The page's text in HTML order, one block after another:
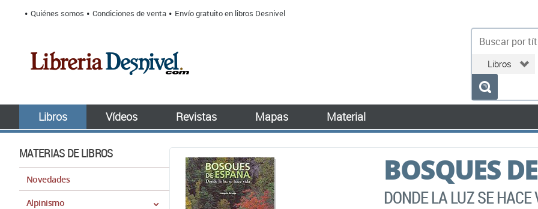
Quiénes somos Condiciones de venta Envío gratuito en libros Desnivel
Libros Vídeos Revistas Mapas Material
MATERIAS DE LIBROS
Novedades
Alpinismo
BOSQUES
DONDE LA LUZ SE HACE